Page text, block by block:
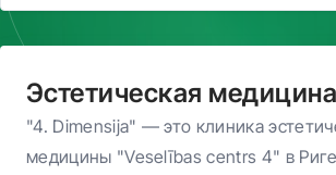
Эстетическая
"4. Dimensija" — это клиника
медицины "Veselības centrs 4" в